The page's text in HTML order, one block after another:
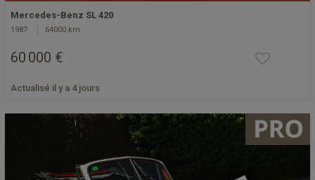
Mercedes-Benz SL 420
1987 64000 km
60 000 €
Actualisé il y a 4 jours